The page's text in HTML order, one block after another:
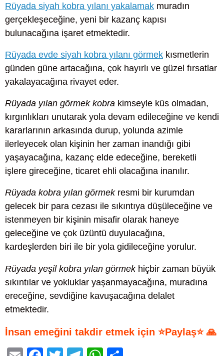
Rüyada siyah kobra yılanı yakalamak muradın
gerçekleşeceğine, yeni bir kazanç kapısı
bulunacağına işaret etmektedir.
Rüyada evde siyah kobra yılanı görmek kısmetlerin
günden güne artacağına, çok hayırlı ve güzel fırsatlar
yakalayacağına rivayet eder.
Rüyada yılan görmek kobra kimseyle küs olmadan,
kırgınlıkları unutarak yola devam edileceğine ve kendi
kararlarının arkasında durup, yolunda azimle
ilerleyecek olan kişinin her zaman inandığı gibi
yaşayacağına, kazanç elde edeceğine, bereketli
işlere gireceğine, ticaret ehli olacağına inanılır.
Rüyada kobra yılan görmekresmi bir kurumdan
gelecek bir para cezası ile sıkıntıya düşüleceğine ve
istenmeyen bir kişinin misafir olarak haneye
geleceğine ve çok üzüntü duyulacağına,
kardeşlerden biri ile bir yola gidileceğine yorulur.
Rüyada yeşil kobra yılan görmekhiçbir zaman büyük
sıkıntılar ve yokluklar yaşanmayacağına, muradına
ereceğine, sevdiğine kavuşacağına delalet
etmektedir.
İnsan emeğini takdir etmek için ⭐Paylaş⭐ 🙏